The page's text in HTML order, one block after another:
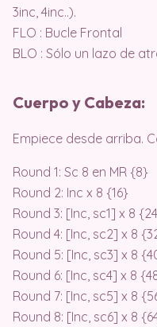
3inc, 4inc..).
FLO : Bucle Frontal
BLO : Sólo un lazo de
Cuerpo y Cabeza:
Empiece desde arriba.
Round 1: Sc 8 en MR {8}
Round 2: Inc x 8 {16}
Round 3: [Inc, sc1] x 8
Round 4: [Inc, sc2] x 8
Round 5: [Inc, sc3] x 8
Round 6: [Inc, sc4] x 8
Round 7: [Inc, sc5] x 8
Round 8: [Inc, sc6] x 8